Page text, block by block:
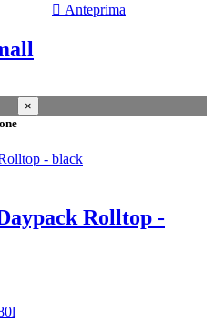
 Anteprima
×
Rolltop -